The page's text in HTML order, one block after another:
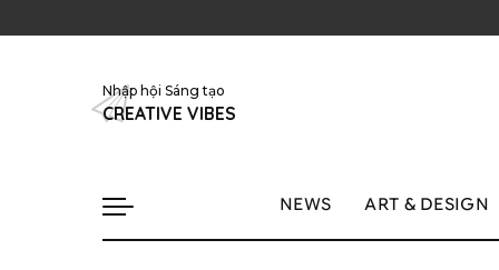
Nhập hội Sáng tạo
CREATIVE VIBES
NEWS ART & DESIGN